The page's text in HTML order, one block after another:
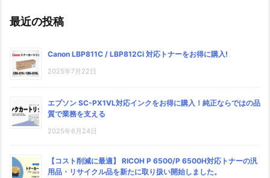
最近の投稿
Canon LBP811C / LBP812Ci 対応トナーをお得に購入!
2025年7月22日
エプソン SC-PX1VL対応インクをお得に購入！純正ならではの品
質で業務を支える
2025年6月24日
【コスト削減に最適】 RICOH P 6500/P 6500H対応トナーの汎
用品・リサイクル品を新たに取り扱い開始しました。